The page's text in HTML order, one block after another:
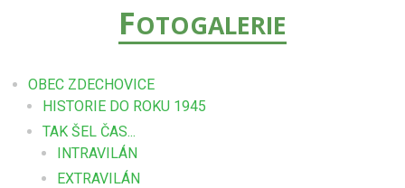
FOTOGALERIE
OBEC ZDECHOVICE
HISTORIE DO ROKU 1945
TAK ŠEL ČAS...
INTRAVILÁN
EXTRAVILÁN